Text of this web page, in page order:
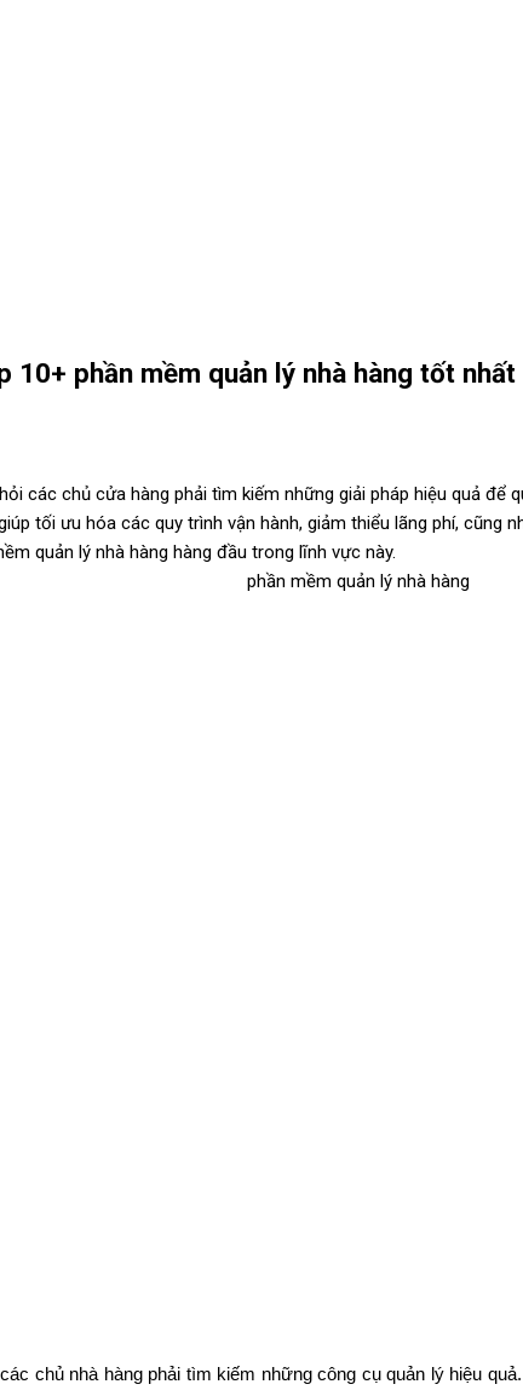
10+ phần mềm quản lý nhà hàng tốt nhất
các chủ cửa hàng phải tìm kiếm những giải pháp hiệu quả
tối ưu hóa các quy trình vận hành, giảm thiểu lãng phí, cũng
quản lý nhà hàng hàng đầu trong lĩnh vực này.
chủ nhà hàng phải tìm kiếm những công cụ quản lý hiệu